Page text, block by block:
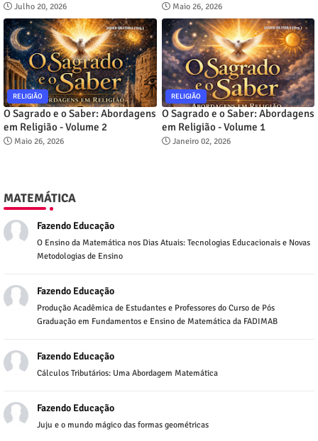
Julho 20, 2026 Maio 26, 2026
RELIGIÃO
O Sagrado e o Saber: Abordagens
em Religião - Volume 2
Maio 26, 2026
RELIGIÃO
O Sagrado e o Saber: Abordagens
em Religião - Volume 1
Janeiro 02, 2026
MATEMÁTICA
Fazendo Educação
O Ensino da Matemática nos Dias Atuais: Tecnologias Educacionais e Novas
Metodologias de Ensino
Fazendo Educação
Produção Acadêmica de Estudantes e Professores do Curso de Pós
Graduação em Fundamentos e Ensino de Matemática da FADIMAB
Fazendo Educação
Cálculos Tributários: Uma Abordagem Matemática
Fazendo Educação
Juju e o mundo mágico das formas geométricas